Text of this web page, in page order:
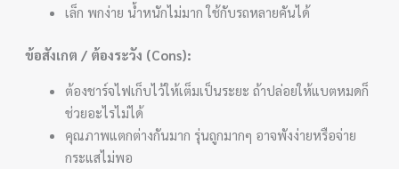
เล็ก พกง่าย น้ำหนักไม่มาก ใช้กับรถหลายคันได้
ข้อสังเกต / ต้องระวัง (Cons):
ต้องชาร์จไฟเก็บไว้ให้เต็มเป็นระยะ ถ้าปล่อยให้แบตหมดก็
ช่วยอะไรไม่ได้
คุณภาพแตกต่างกันมาก รุ่นถูกมากๆ อาจพังง่ายหรือจ่าย
กระแสไม่พอ